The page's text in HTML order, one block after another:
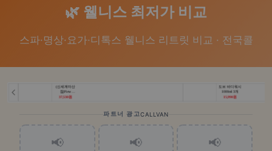
🌿 웰니스 최저가 비교
스파·명상·요가·디톡스 웰니스 리트릿 비교 · 전국콜
파트너 광고CALLVAN
📢 📢 📢